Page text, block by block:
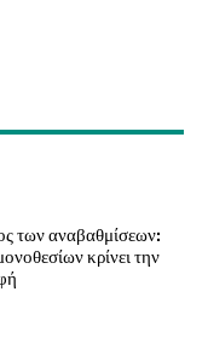
των αναβαθμίσεων:
κρίνει την